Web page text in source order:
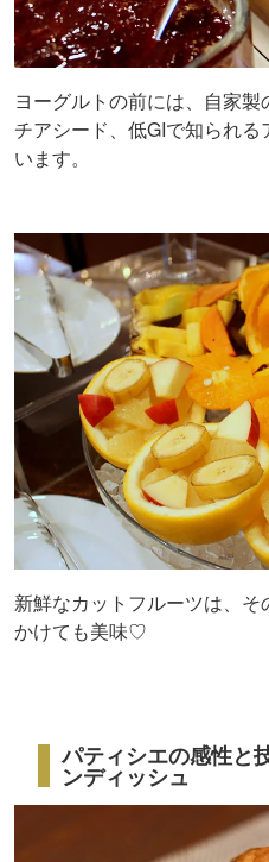
ヨーグルトの前には、自家
チアシード、低GIで知られ
います。
新鮮なカットフルーツは、
かけても美味♡
パティシエの感性と
ンディッシュ